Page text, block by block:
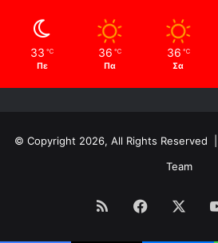
33 ℃
Πε
36 ℃
Πα
36 ℃
Σα
© Copyright 2026, All Rights Reserved |
Team
RSS Facebook